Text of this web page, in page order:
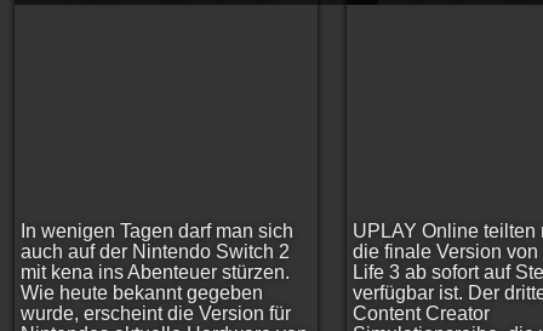
In wenigen Tagen darf man sich
auch auf der Nintendo Switch 2
mit kena ins Abenteuer stürzen.
Wie heute bekannt gegeben
wurde, erscheint die Version für
UPLAY Online teilten
die finale Version von
Life 3 ab sofort auf
verfügbar ist. Der
Content Creator